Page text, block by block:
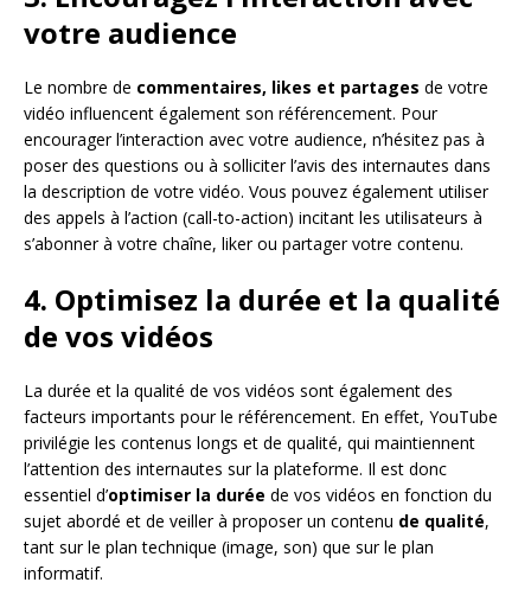
votre audience
Le nombre de commentaires, likes et partages de votre
vidéo influencent également son référencement. Pour
encourager l’interaction avec votre audience, n’hésitez pas à
poser des questions ou à solliciter l’avis des internautes dans
la description de votre vidéo. Vous pouvez également utiliser
des appels à l’action (call-to-action) incitant les utilisateurs à
s’abonner à votre chaîne, liker ou partager votre contenu.
4. Optimisez la durée et la qualité
de vos vidéos
La durée et la qualité de vos vidéos sont également des
facteurs importants pour le référencement. En effet, YouTube
privilégie les contenus longs et de qualité, qui maintiennent
l’attention des internautes sur la plateforme. Il est donc
essentiel d’optimiser la durée de vos vidéos en fonction du
sujet abordé et de veiller à proposer un contenu de qualité,
tant sur le plan technique (image, son) que sur le plan
informatif.